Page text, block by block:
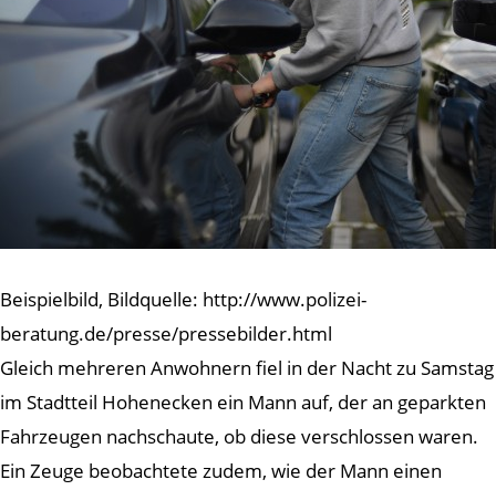
Beispielbild, Bildquelle: http://www.polizei-
beratung.de/presse/pressebilder.html
Gleich mehreren Anwohnern fiel in der Nacht zu Samstag
im Stadtteil Hohenecken ein Mann auf, der an geparkten
Fahrzeugen nachschaute, ob diese verschlossen waren.
Ein Zeuge beobachtete zudem, wie der Mann einen